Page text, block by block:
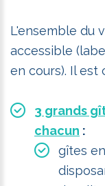
L'ensemble du
accessible
en cours). Il est
3 grands
chacun :
gîtes